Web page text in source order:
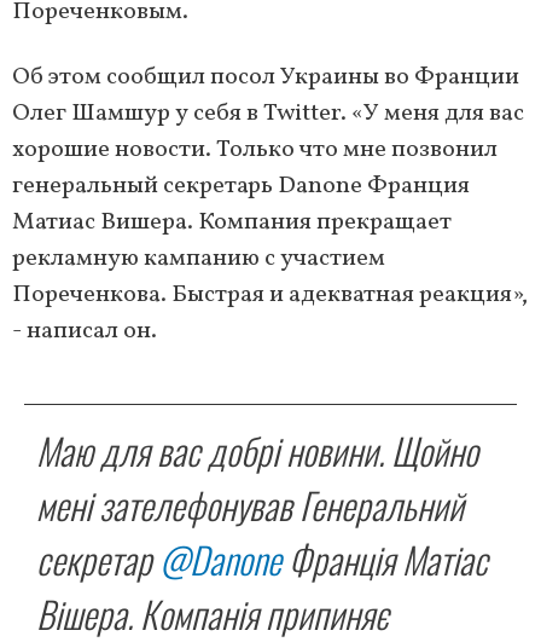
Пореченковым.
Об этом сообщил посол Украины во Франции
Олег Шамшур у себя в Twitter. «У меня для вас
хорошие новости. Только что мне позвонил
генеральный секретарь Danone Франция
Матиас Вишера. Компания прекращает
рекламную кампанию с участием
Пореченкова. Быстрая и адекватная реакция»,
- написал он.
Маю для вас добрі новини. Щойно
мені зателефонував Генеральний
секретар@DanoneФранція Матіас
Вішера. Компанія припиняє